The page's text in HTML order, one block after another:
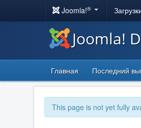
Joomla!®
Joomla!
Главная Последний
This page is not yet fully